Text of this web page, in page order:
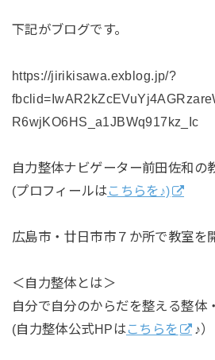
下記がブログです。
https://jirikisawa.exblog.jp/?
R6wjKO6HS_a1JBWq917kz_Ic
自力整体ナビゲーター前田佐和の
(プロフィールはこちらを♪)
広島市・廿日市市７か所で教室
＜自力整体とは＞
自分で自分のからだを整える整体
(自力整体公式HPは こちらを ♪）